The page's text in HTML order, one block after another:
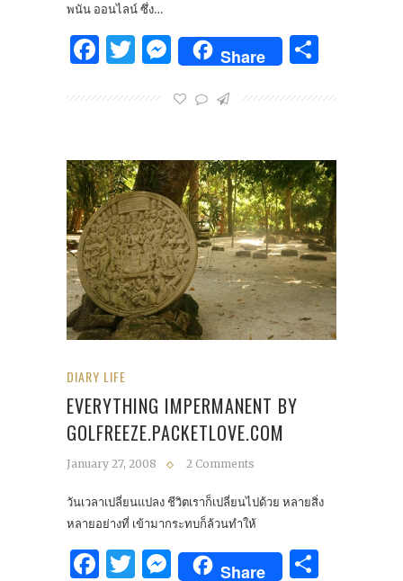
พนัน ออนไลน์ ซึ่ง…
Facebook
Twitter
Messenger
Share
DIARY LIFE
EVERYTHING IMPERMANENT BY
GOLFREEZE.PACKETLOVE.COM
January 27, 2008 2 Comments
วันเวลาเปลี่ยนแปลง ชีวิตเราก็เปลี่ยนไปด้วย หลายสิ่ง
หลายอย่างที่ เข้ามากระทบก็ล้วนทำให้
Facebook
Twitter
Messenger
Share